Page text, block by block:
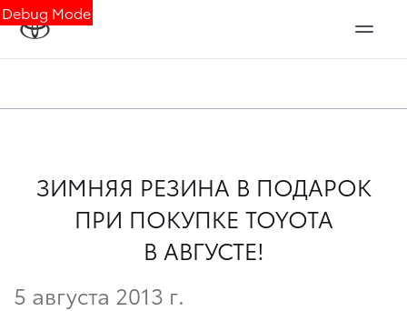
Debug Mode
ЗИМНЯЯ РЕЗИНА В ПОДАРОК
ПРИ ПОКУПКЕ TOYOTA
В АВГУСТЕ!
5 августа 2013 г.